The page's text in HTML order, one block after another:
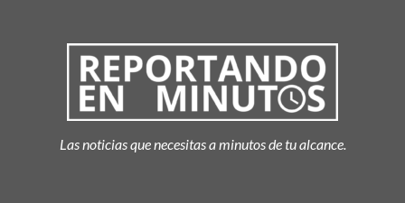
Las noticias que necesitas a minutos de tu alcance.